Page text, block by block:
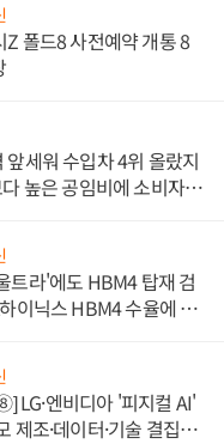
Z 폴드8 사전예약 개통 8
앞세워 수입차 4위 올랐지
높은 공임비에 소비자
트라'에도 HBM4 탑재 검
이닉스 HBM4 수율에 주
LG·엔비디아 '피지컬 AI'
제조·데이터·기술 결집